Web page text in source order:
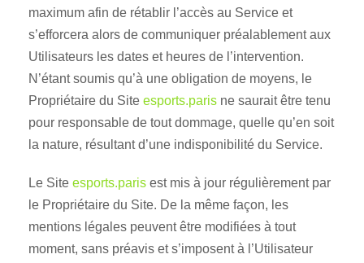
maximum afin de rétablir l’accès au Service et
s’efforcera alors de communiquer préalablement aux
Utilisateurs les dates et heures de l’intervention.
N’étant soumis qu’à une obligation de moyens, le
Propriétaire du Site esports.paris ne saurait être tenu
pour responsable de tout dommage, quelle qu’en soit
la nature, résultant d’une indisponibilité du Service.
Le Site esports.paris est mis à jour régulièrement par
le Propriétaire du Site. De la même façon, les
mentions légales peuvent être modifiées à tout
moment, sans préavis et s’imposent à l’Utilisateur